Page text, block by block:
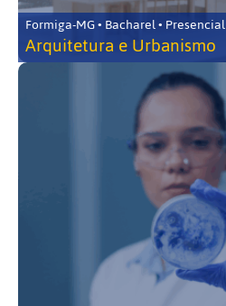
Formiga-MG • Bacharel • Presencial
Arquitetura e Urbanismo